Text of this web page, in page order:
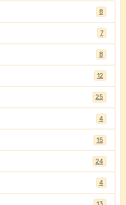
8
7
8
12
25
4
15
24
4